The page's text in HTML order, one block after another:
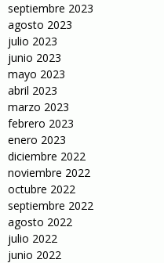
septiembre 2023
agosto 2023
julio 2023
junio 2023
mayo 2023
abril 2023
marzo 2023
febrero 2023
enero 2023
diciembre 2022
noviembre 2022
octubre 2022
septiembre 2022
agosto 2022
julio 2022
junio 2022